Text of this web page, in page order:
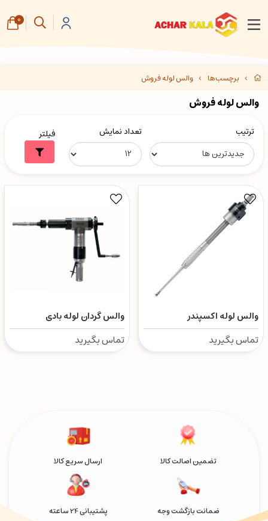
برچسب‌ها والس لوله فروش
والس لوله فروش
ترتیب تعداد نمایش فیلتر
والس لوله اکسپندر
تماس بگیرید
والس گردان لوله بادی
تماس بگیرید
تضمین اصالت کالا ارسال سریع کالا
ضمانت بازگشت وجه پشتیبانی 24 ساعته
0